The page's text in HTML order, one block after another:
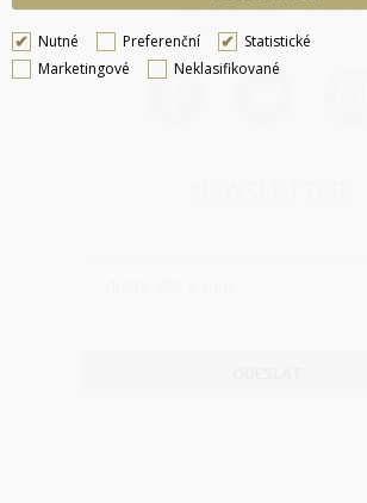
Nutné Preferenční
Statistické
Marketingové
Neklasifikované